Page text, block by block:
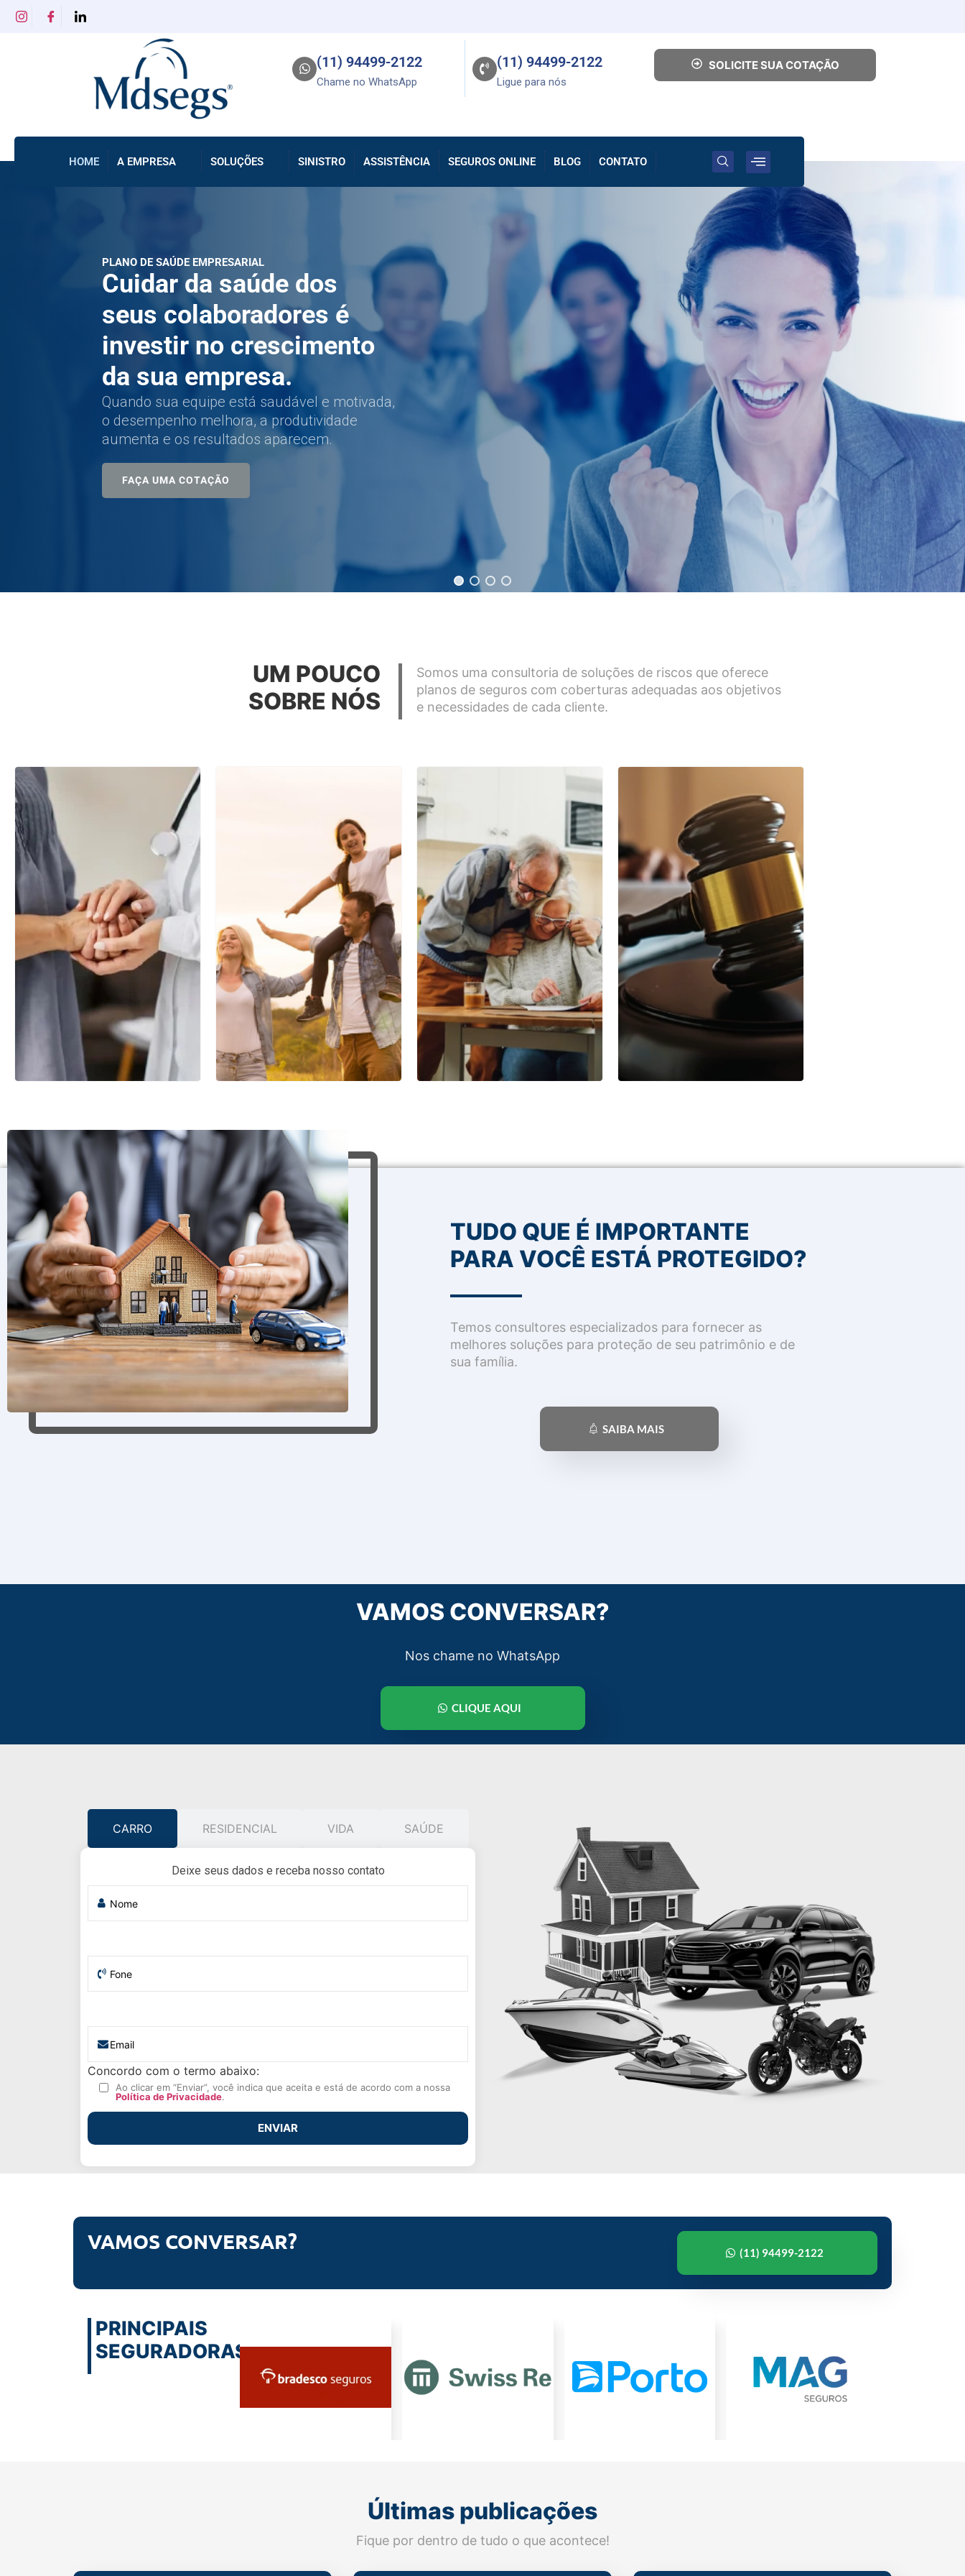
(11) 94499-2122
Chame no WhatsApp
(11) 94499-2122
Ligue para nós
SOLICITE SUA COTAÇÃO
HOME A EMPRESA SOLUÇÕES SINISTRO ASSISTÊNCIA SEGUROS ONLINE BLOG CONTATO
PLANO DE SAÚDE EMPRESARIAL
Cuidar da saúde dos
seus colaboradores é
investir no crescimento
da sua empresa.
Quando sua equipe está saudável e motivada,
o desempenho melhora, a produtividade
aumenta e os resultados aparecem.
FAÇA UMA COTAÇÃO
UM POUCO
SOBRE NÓS
Somos uma consultoria de soluções de riscos que oferece
planos de seguros com coberturas adequadas aos objetivos
e necessidades de cada cliente.
TUDO QUE É IMPORTANTE
PARA VOCÊ ESTÁ PROTEGIDO?
Temos consultores especializados para fornecer as
melhores soluções para proteção de seu patrimônio e de
sua família.
SAIBA MAIS
VAMOS CONVERSAR?
Nos chame no WhatsApp
CLIQUE AQUI
CARRO RESIDENCIAL VIDA SAÚDE
Deixe seus dados e receba nosso contato
Concordo com o termo abaixo:
Ao clicar em “Enviar”, você indica que aceita e está de acordo com a nossa
Política de Privacidade.
VAMOS CONVERSAR? (11) 94499-2122
PRINCIPAIS
SEGURADORAS
Últimas publicações
Fique por dentro de tudo o que acontece!